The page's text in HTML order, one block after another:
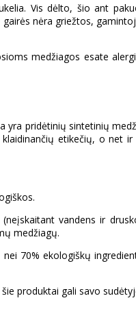
Vis dėlto, šio ant
nėra griežtos,
medžiagos esate
pridėtinių sintetinių
etikečių, o net
vandens ir
medžiagų.
70% ekologiškų
produktai gali savo